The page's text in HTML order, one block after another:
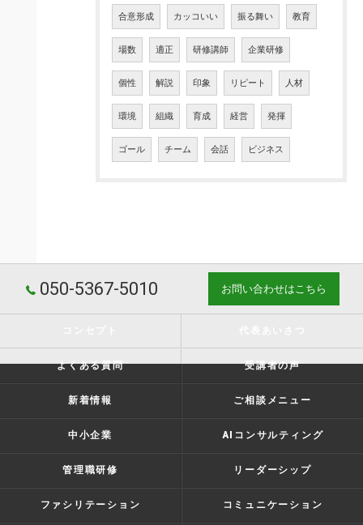
合意形成 カッコいい 振る舞い 教育
場数 適正 研修講師 企業研修
個性 解説 印象 リピート 人材
環境 組織 育成 経営 発揮
ゴール チーム 会話 ビジネス
050-5367-5010 お問い合わせはこちら
よくある質問 受講者の声
新着情報 ご相談メニュー
中小企業 AIコンサルティング
管理職研修 リーダーシップ
ファシリテーション コミュニケーション